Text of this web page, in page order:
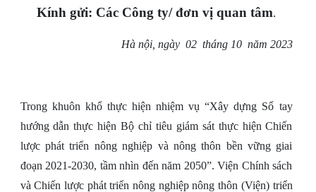
Kính gửi: Các Công ty/ đơn vị quan tâm.
Hà nội, ngày 02 tháng 10 năm 2023
Trong khuôn khổ thực hiện nhiệm vụ “Xây dựng Sổ tay
hướng dẫn thực hiện Bộ chỉ tiêu giám sát thực hiện Chiến
lược phát triển nông nghiệp và nông thôn bền vững giai
đoạn 2021-2030, tầm nhìn đến năm 2050”. Viện Chính sách
và Chiến lược phát triển nông nghiệp nông thôn (Viện) triển